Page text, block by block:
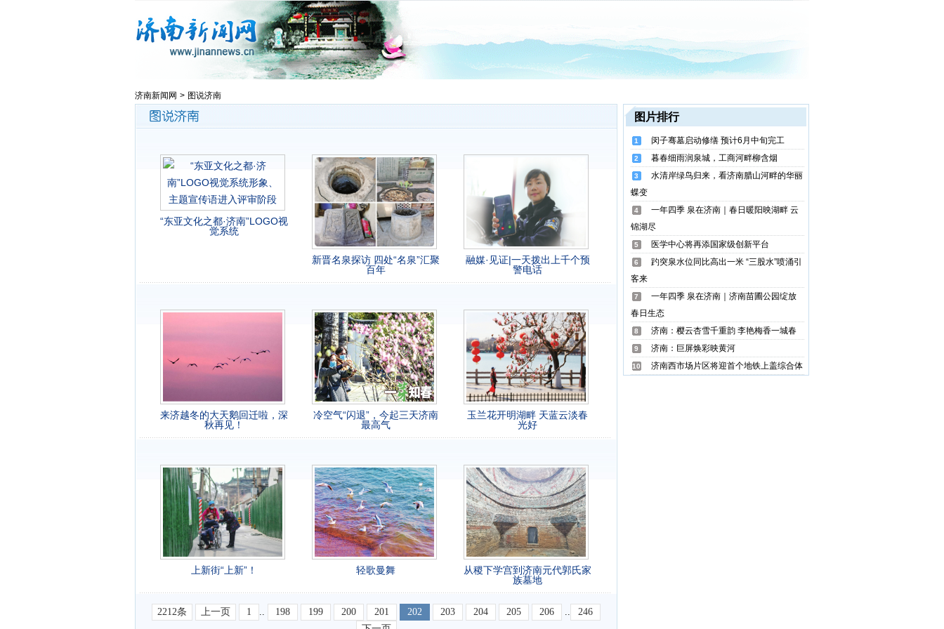
济南新闻网 > 图说济南
“东亚文化之都·济南”LOGO视
觉系统
新晋名泉探访 四处“名泉”汇聚
百年
融媒·见证|一天拨出上千个预
警电话
来济越冬的大天鹅回迁啦，深
秋再见！
冷空气“闪退”，今起三天济南
最高气
玉兰花开明湖畔 天蓝云淡春
光好
上新街“上新”！ 轻歌曼舞
从稷下学宫到济南元代郭氏家
族墓地
2212条 上一页 1 .. 198 199 200 201 202 203 204 205 206 ..
246
图片排行
1 闵子骞墓启动修缮 预计6月中旬完工
2 暮春细雨润泉城，工商河畔柳含烟
3
水清岸绿鸟归来，看济南腊山河畔的华丽
蝶变
4
一年四季 泉在济南｜春日暖阳映湖畔 云
锦湖尽
5 医学中心将再添国家级创新平台
6
趵突泉水位同比高出一米 “三股水”喷涌引
客来
7
一年四季 泉在济南｜济南苗圃公园绽放
春日生态
8 济南：樱云杏雪千重韵 李艳梅香一城春
9 济南：巨屏焕彩映黄河
10 济南西市场片区将迎首个地铁上盖综合体